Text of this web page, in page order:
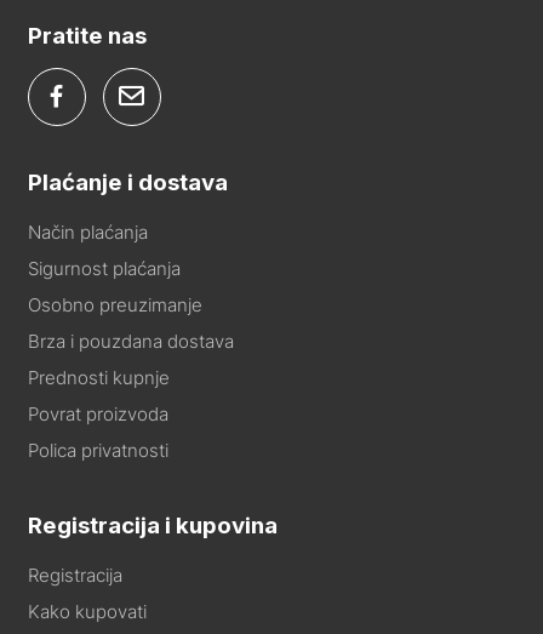
Pratite nas
Plaćanje i dostava
Način plaćanja
Sigurnost plaćanja
Osobno preuzimanje
Brza i pouzdana dostava
Prednosti kupnje
Povrat proizvoda
Polica privatnosti
Registracija i kupovina
Registracija
Kako kupovati